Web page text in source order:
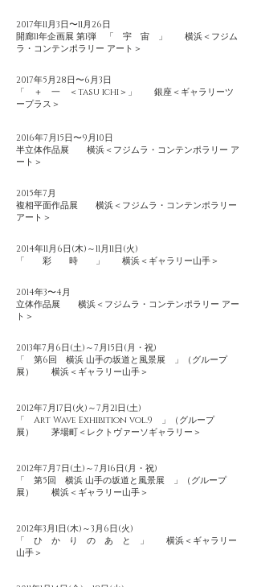
2017年11月3日〜11月26日
開廊11年企画展 第1弾 「 宇 宙 」 横浜＜フジム
ラ・コンテンポラリー アート＞
2017年5月28日〜6月3日
「 ＋ 一 ＜tasu ichi＞」 銀座＜ギャラリーツ
ープラス＞
2016年7月15日〜9月10日
半立体作品展 横浜＜フジムラ・コンテンポラリー ア
ート＞
2015年7月
複相平面作品展 横浜＜フジムラ・コンテンポラリー
アート＞
2014年11月6日(木)～11月11日(火)
「 彩 時 」 横浜＜ギャラリー山手＞
2014年3〜4月
立体作品展 横浜＜フジムラ・コンテンポラリー アー
ト＞
2013年7月6日(土)～7月15日(月・祝)
「 第6回 横浜 山手の坂道と風景展 」（グループ
展） 横浜＜ギャラリー山手＞
2012年7月17日(火)～7月21日(土)
「 Art Wave Exhibition vol.9 」（グループ
展） 茅場町＜レクトヴァーソギャラリー＞
2012年7月7日(土)～7月16日(月・祝)
「 第5回 横浜 山手の坂道と風景展 」（グループ
展） 横浜＜ギャラリー山手＞
2012年3月1日(木)～3月6日(火)
「 ひ か り の あ と 」 横浜＜ギャラリー
山手＞